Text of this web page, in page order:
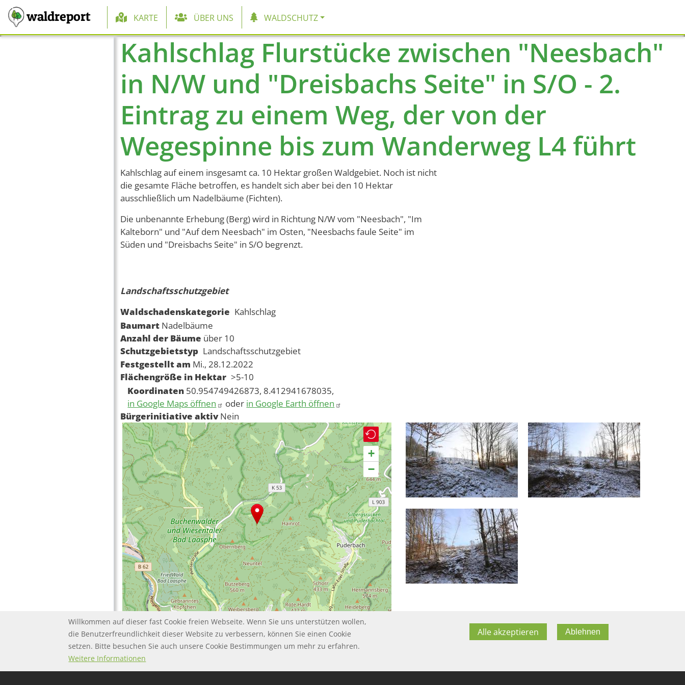
waldreport Hauptnavigation
KARTE ÜBER UNS WALDSCHUTZ
Kahlschlag Flurstücke zwischen "Neesbach"
in N/W und "Dreisbachs Seite" in S/O - 2.
Eintrag zu einem Weg, der von der
Wegespinne bis zum Wanderweg L4 führt
Kahlschlag auf einem insgesamt ca. 10 Hektar großen Waldgebiet. Noch ist nicht
die gesamte Fläche betroffen, es handelt sich aber bei den 10 Hektar
ausschließlich um Nadelbäume (Fichten).
Die unbenannte Erhebung (Berg) wird in Richtung N/W vom "Neesbach", "Im
Kalteborn" und "Auf dem Neesbach" im Osten, "Neesbachs faule Seite" im
Süden und "Dreisbachs Seite" in S/O begrenzt.
Landschaftsschutzgebiet
Waldschadenskategorie Kahlschlag
Baumart Nadelbäume
Anzahl der Bäume über 10
Schutzgebietstyp Landschaftsschutzgebiet
Festgestellt am Mi., 28.12.2022
Flächengröße in Hektar >5-10
Koordinaten 50.954749426873, 8.412941678035,
in Google Maps öffnen
oder in Google Earth öffnen
Bürgerinitiative aktiv Nein
+
−
Leaflet | ©OpenStreetMap contributors
FOOTER MENU Twitter
FOOTER-IMPRESSUM
Impressum
Willkommen auf dieser fast Cookie freien Webseite. Wenn Sie uns unterstützen wollen,
die Benutzerfreundlichkeit dieser Website zu verbessern, können Sie einen Cookie
setzen. Bitte besuchen Sie auch unsere Cookie Bestimmungen um mehr zu erfahren.
Weitere Informationen
Alle akzeptieren Ablehnen